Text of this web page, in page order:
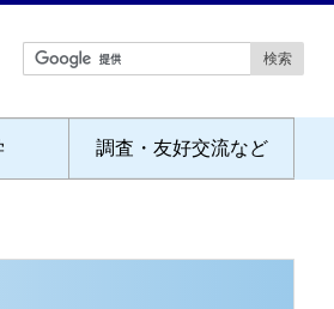
調査・友好交流など